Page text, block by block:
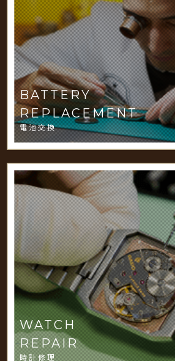
BATTERY
REPLACEMENT
電池交換
WATCH
REPAIR
時計修理